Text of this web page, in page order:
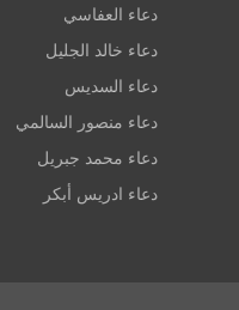
دعاء العفاسي
دعاء خالد الجليل
دعاء السديس
دعاء منصور السالمي
دعاء محمد جبريل
دعاء ادريس أبكر